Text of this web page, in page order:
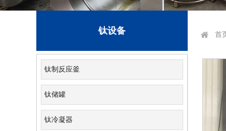
钛设备
钛制反应釜
钛储罐
钛冷凝器
首